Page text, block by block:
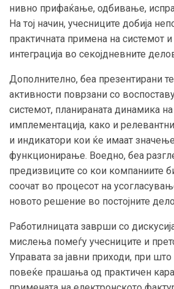
нивно прифаќање, одбивање,
На тој начин, учесниците добија
практичната примена на системот
интеграција во секојдневните
Дополнително, беа презентирани
активности поврзани со
системот, планираната динамика
имплементација, како и
и индикатори кои ќе имаат
функционирање. Воедно, беа
предизвиците со кои компаниите
соочат во процесот на
новото решение во постојните
Работилницата заврши со
мислења помеѓу учесниците и
Управата за јавни приходи, при
повеќе прашања од практичен